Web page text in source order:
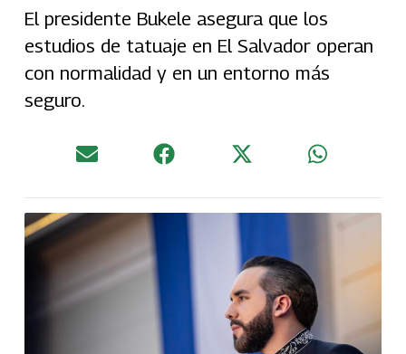
El presidente Bukele asegura que los
estudios de tatuaje en El Salvador operan
con normalidad y en un entorno más
seguro.